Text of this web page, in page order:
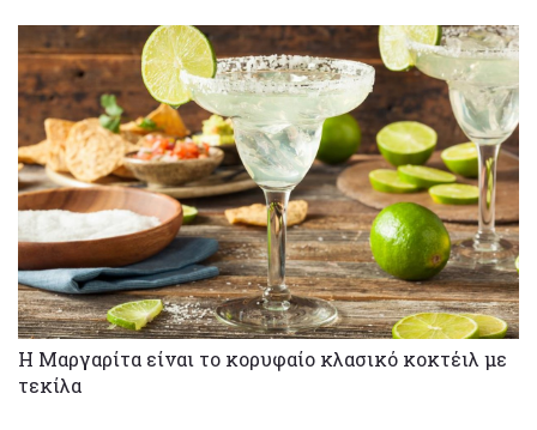
Η Μαργαρίτα είναι το κορυφαίο κλασικό κοκτέιλ με
τεκίλα